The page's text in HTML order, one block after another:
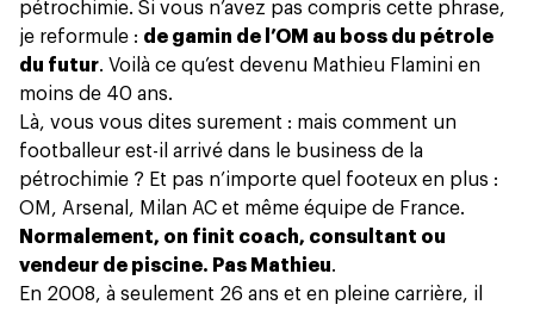
pétrochimie. Si vous n’avez pas compris cette phrase,
je reformule : de gamin de l’OM au boss du pétrole
du futur. Voilà ce qu’est devenu Mathieu Flamini en
moins de 40 ans.
Là, vous vous dites surement : mais comment un
footballeur est-il arrivé dans le business de la
pétrochimie ? Et pas n’importe quel footeux en plus :
OM, Arsenal, Milan AC et même équipe de France.
Normalement, on finit coach, consultant ou
vendeur de piscine. Pas Mathieu.
En 2008, à seulement 26 ans et en pleine carrière, il